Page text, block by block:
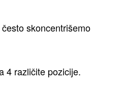
skoncentrišemo
4 različite pozicije.